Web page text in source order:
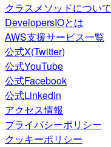
クラスメソッドについて
DevelopersIOとは
AWS支援サービス一覧
公式X(Twitter)
公式YouTube
公式Facebook
公式LinkedIn
アクセス情報
プライバシーポリシー
クッキーポリシー